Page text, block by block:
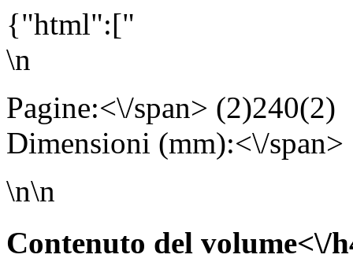
{"html":["
\n
Pagine:<\/span>
Dimensioni (mm):<\/
\n\n
Contenuto del volume<\/